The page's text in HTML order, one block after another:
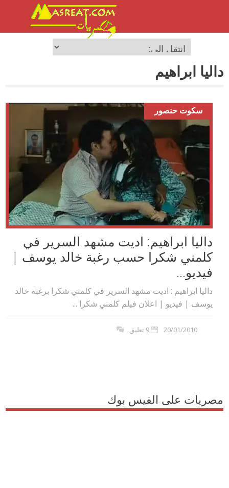
داليا ابراهيم
سكوت حنصور
داليا ابراهيم: اديت مشهد السرير في
كلمني شكرا حسب رغبة خالد يوسف |
فيديو...
داليا ابراهيم : اديت مشهد السرير في كلمني شكرا برغبة خالد
يوسف | فيديو | اعلان فيلم كلمني شكرا ...
20/01/2010 9 تعليق
مصريات على الفيس بوك